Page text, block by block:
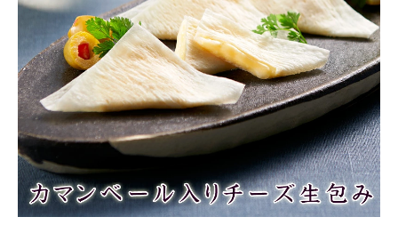
お問い合わせ
ご利用ガイド
直営店